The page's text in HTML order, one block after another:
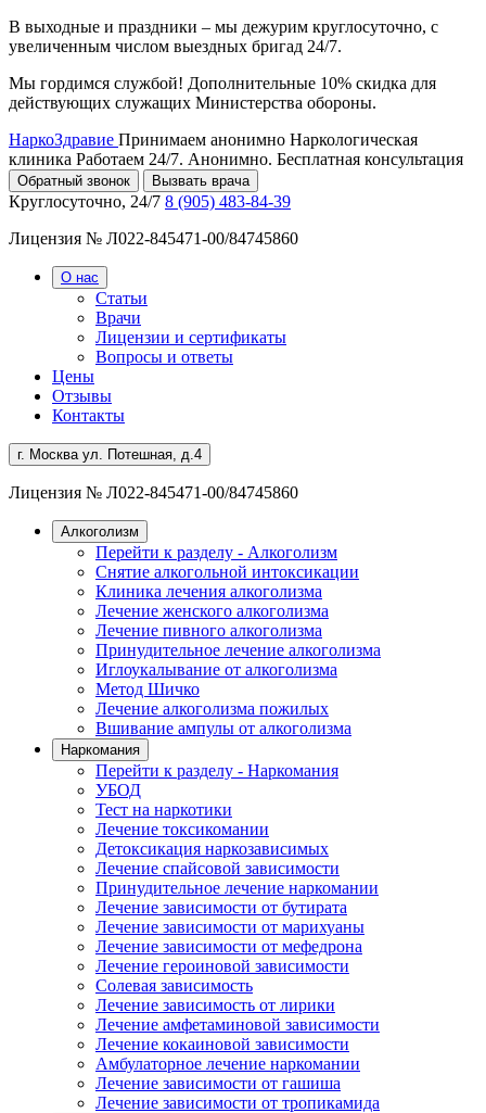
В выходные и праздники – мы дежурим круглосуточно, с
увеличенным числом выездных бригад 24/7.
Мы гордимся службой! Дополнительные 10% скидка для
действующих служащих Министерства обороны.
НаркоЗдравие Принимаем анонимно Наркологическая
клиника Работаем 24/7. Анонимно. Бесплатная консультация
Обратный звонок Вызвать врача
Круглосуточно, 24/7 8 (905) 483-84-39
Лицензия № Л022-845471-00/84745860
О нас
Статьи
Врачи
Лицензии и сертификаты
Вопросы и ответы
Цены
Отзывы
Контакты
г. Москва ул. Потешная, д.4
Лицензия № Л022-845471-00/84745860
Алкоголизм
Перейти к разделу - Алкоголизм
Снятие алкогольной интоксикации
Клиника лечения алкоголизма
Лечение женского алкоголизма
Лечение пивного алкоголизма
Принудительное лечение алкоголизма
Иглоукалывание от алкоголизма
Метод Шичко
Лечение алкоголизма пожилых
Вшивание ампулы от алкоголизма
Наркомания
Перейти к разделу - Наркомания
УБОД
Тест на наркотики
Лечение токсикомании
Детоксикация наркозависимых
Лечение спайсовой зависимости
Принудительное лечение наркомании
Лечение зависимости от бутирата
Лечение зависимости от марихуаны
Лечение зависимости от мефедрона
Лечение героиновой зависимости
Солевая зависимость
Лечение зависимость от лирики
Лечение амфетаминовой зависимости
Лечение кокаиновой зависимости
Амбулаторное лечение наркомании
Лечение зависимости от гашиша
Лечение зависимости от тропикамида